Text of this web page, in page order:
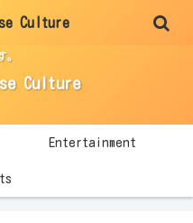
。
Culture
Entertainment
Culture